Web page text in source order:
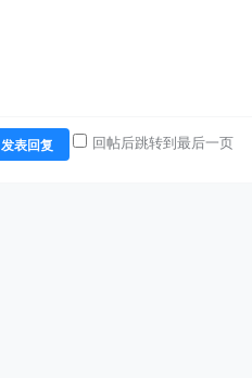
发表回复 回帖后跳转到最后一页